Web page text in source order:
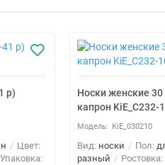
р)
Цвет:
Упаковка:
Носки женские
капрон KiE_C232-
KiE_030210
Вид: носки Пол:
разный
Ростовка: